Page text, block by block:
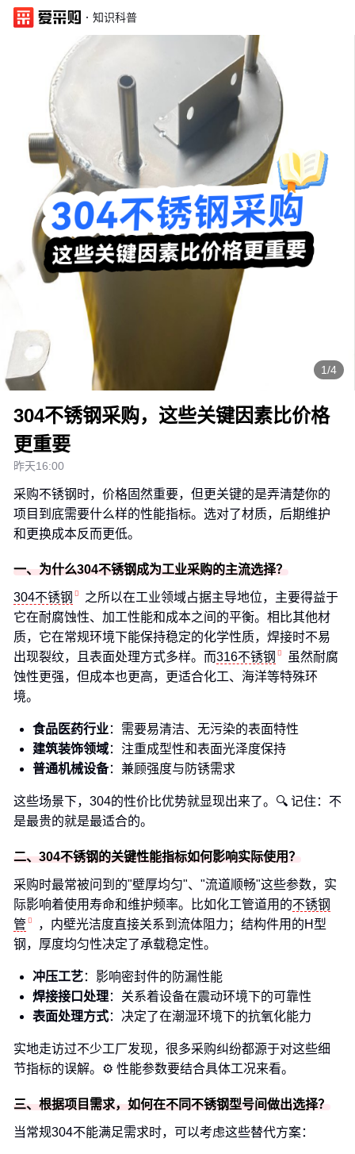
· 知识科普
1/4
304不锈钢采购，这些关键因素比价格
更重要
昨天16:00
采购不锈钢时，价格固然重要，但更关键的是弄清楚你的
项目到底需要什么样的性能指标。选对了材质，后期维护
和更换成本反而更低。
一、为什么304不锈钢成为工业采购的主流选择？
304不锈钢
之所以在工业领域占据主导地位，主要得益于
它在耐腐蚀性、加工性能和成本之间的平衡。相比其他材
质，它在常规环境下能保持稳定的化学性质，焊接时不易
出现裂纹，且表面处理方式多样。而316不锈钢
虽然耐腐
蚀性更强，但成本也更高，更适合化工、海洋等特殊环
境。
食品医药行业：需要易清洁、无污染的表面特性
建筑装饰领域：注重成型性和表面光泽度保持
普通机械设备：兼顾强度与防锈需求
这些场景下，304的性价比优势就显现出来了。🔍 记住：不
是最贵的就是最适合的。
二、304不锈钢的关键性能指标如何影响实际使用？
采购时最常被问到的"壁厚均匀"、"流道顺畅"这些参数，实
际影响着使用寿命和维护频率。比如化工管道用的不锈钢
管
，内壁光洁度直接关系到流体阻力；结构件用的H型
钢，厚度均匀性决定了承载稳定性。
冲压工艺：影响密封件的防漏性能
焊接接口处理：关系着设备在震动环境下的可靠性
表面处理方式：决定了在潮湿环境下的抗氧化能力
实地走访过不少工厂发现，很多采购纠纷都源于对这些细
节指标的误解。⚙️ 性能参数要结合具体工况来看。
三、根据项目需求，如何在不同不锈钢型号间做出选择？
当常规304不能满足需求时，可以考虑这些替代方案：